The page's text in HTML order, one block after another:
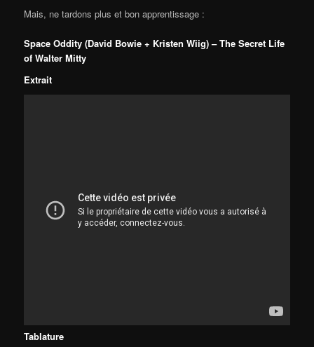
Mais, ne tardons plus et bon apprentissage :
Space Oddity (David Bowie + Kristen Wiig) – The Secret Life
of Walter Mitty
Extrait
Tablature